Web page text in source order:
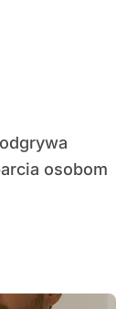
osobom